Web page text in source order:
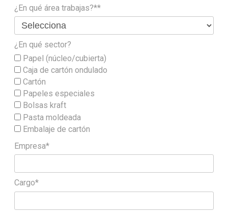
¿En qué área trabajas?**
¿En qué sector?
Papel (núcleo/cubierta)
Caja de cartón ondulado
Cartón
Papeles especiales
Bolsas kraft
Pasta moldeada
Embalaje de cartón
Empresa*
Cargo*